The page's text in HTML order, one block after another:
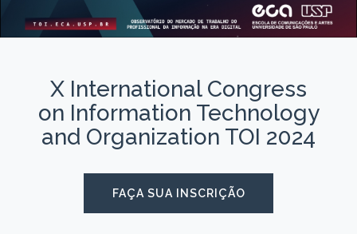
X International Congress
on Information Technology
and Organization TOI 2024
FAÇA SUA INSCRIÇÃO